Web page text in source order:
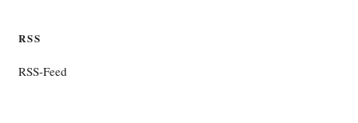
RSS
RSS-Feed